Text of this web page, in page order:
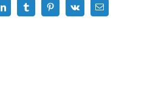
LinkedInTumblrPinterest
Vk Email: